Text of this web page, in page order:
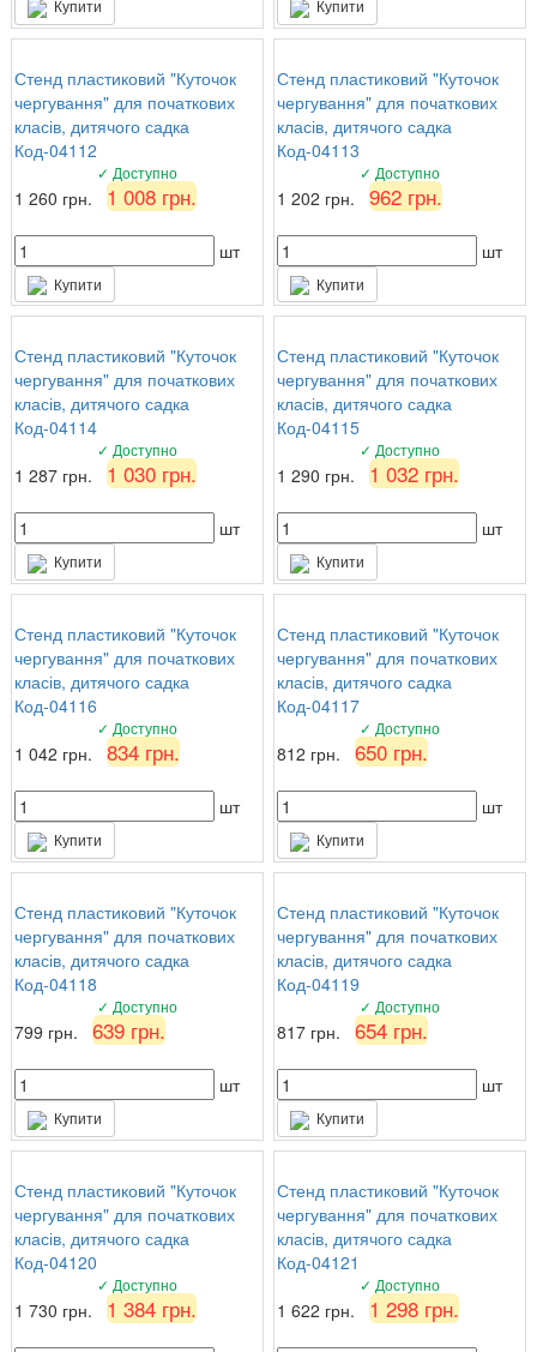
Купити Купити
Стенд пластиковий "Куточок
чергування" для початкових
класів, дитячого садка
Код-04112
✓ Доступно
1 260 грн. 1 008 грн.
шт
Купити
Стенд пластиковий "Куточок
чергування" для початкових
класів, дитячого садка
Код-04113
✓ Доступно
1 202 грн. 962 грн.
шт
Купити
Стенд пластиковий "Куточок
чергування" для початкових
класів, дитячого садка
Код-04114
✓ Доступно
1 287 грн. 1 030 грн.
шт
Купити
Стенд пластиковий "Куточок
чергування" для початкових
класів, дитячого садка
Код-04115
✓ Доступно
1 290 грн. 1 032 грн.
шт
Купити
Стенд пластиковий "Куточок
чергування" для початкових
класів, дитячого садка
Код-04116
✓ Доступно
1 042 грн. 834 грн.
шт
Купити
Стенд пластиковий "Куточок
чергування" для початкових
класів, дитячого садка
Код-04117
✓ Доступно
812 грн. 650 грн.
шт
Купити
Стенд пластиковий "Куточок
чергування" для початкових
класів, дитячого садка
Код-04118
✓ Доступно
799 грн. 639 грн.
шт
Купити
Стенд пластиковий "Куточок
чергування" для початкових
класів, дитячого садка
Код-04119
✓ Доступно
817 грн. 654 грн.
шт
Купити
Стенд пластиковий "Куточок
чергування" для початкових
класів, дитячого садка
Код-04120
✓ Доступно
1 730 грн. 1 384 грн.
Стенд пластиковий "Куточок
чергування" для початкових
класів, дитячого садка
Код-04121
✓ Доступно
1 622 грн. 1 298 грн.